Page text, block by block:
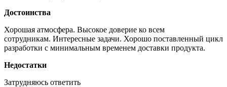
Достоинства
Хорошая атмосфера. Высокое доверие ко всем
сотрудникам. Интересные задачи. Хорошо поставленный цикл
разработки с минимальным временем доставки продукта.
Недостатки
Затрудняюсь ответить